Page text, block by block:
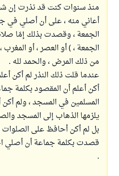
منذ سنوات كنت قد نذرت إن
أعاني منه ، على أن أصلي
الجمعة ، وقصدت بذلك إمّا
الجمعة ، ) أو العصر ، أو المغرب
من ذلك المرض ، والحمد لله .
عندما قلت ذلك النذر لم أكن
أكن أعلم أن المقصود بكلمة
المسلمين في المسجد ، ولم أكن
يلزمها الذهاب إلى المسجد
بل لم أكن أحافظ على
قصدت بكلمة جماعة أن أصلي
.